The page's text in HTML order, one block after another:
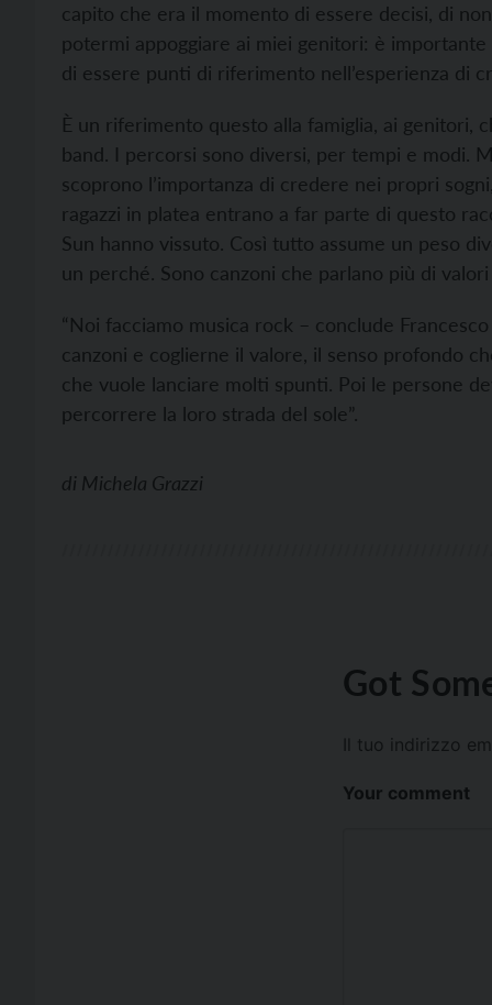
capito che era il momento di essere decisi, di
potermi appoggiare ai miei genitori: è
di essere punti di riferimento nell’esperienza di
È un riferimento questo alla famiglia, ai
band. I percorsi sono diversi, per tempi e modi.
scoprono l’importanza di credere nei propri
ragazzi in platea entrano a far parte di questo
Sun hanno vissuto. Così tutto assume un peso
un perché. Sono canzoni che parlano più di
“Noi facciamo musica rock – conclude
canzoni e coglierne il valore, il senso profondo
che vuole lanciare molti spunti. Poi le persone
percorrere la loro strada del sole”.
di Michela Grazzi
Got
Il tuo indirizzo
Your comment